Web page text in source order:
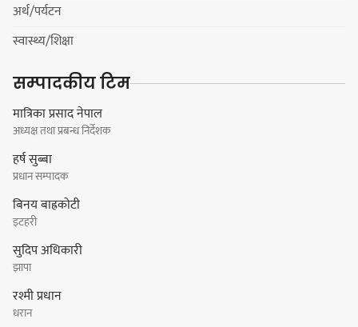
अर्थ/पर्यटन
स्वास्थ्य/शिक्षा
सम्पादकीय टिम
मात्रिका प्रसाद नेपाल
अध्यक्ष तथा प्रबन्ध निर्देशक
हर्ष सुब्बा
प्रधान सम्पादक
बिनय बाह्रकोटी
इटहरी
सुदिप अधिकारी
झापा
रश्मी प्रधान
धरान